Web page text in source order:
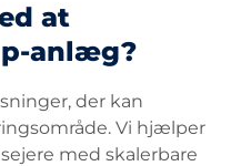
at
anlæg?
der kan
Vi hjælper
med skalerbare